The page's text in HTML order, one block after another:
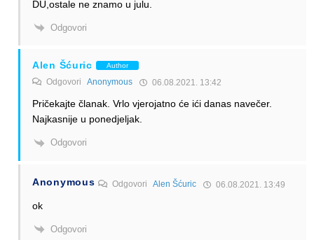
DU,ostale ne znamo u julu.
Odgovori
Alen Šćuric Author
Odgovori Anonymous 06.08.2021. 13:42
Pričekajte članak. Vrlo vjerojatno će ići danas navečer.
Najkasnije u ponedjeljak.
Odgovori
Anonymous OdgovoriAlen Šćuric 06.08.2021. 13:49
ok
Odgovori